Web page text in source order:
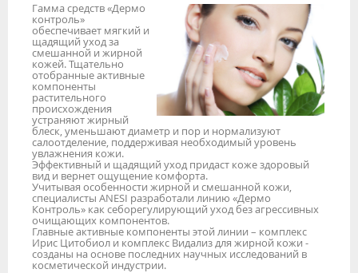
Гамма средств «Дермо
контроль»
обеспечивает мягкий и
щадящий уход за
смешанной и жирной
кожей. Тщательно
отобранные активные
компоненты
растительного
происхождения
устраняют жирный
блеск, уменьшают диаметр и пор и нормализуют
салоотделение, поддерживая необходимый уровень
увлажнения кожи.
Эффективный и щадящий уход придаст коже здоровый
вид и вернет ощущение комфорта.
Учитывая особенности жирной и смешанной кожи,
специалисты ANESI разработали линию «Дермо
Контроль» как себорегулирующий уход без агрессивных
очищающих компонентов.
Главные активные компоненты этой линии – комплекс
Ирис Цитобиол и комплекс Видализ для жирной кожи -
созданы на основе последних научных исследований в
косметической индустрии.